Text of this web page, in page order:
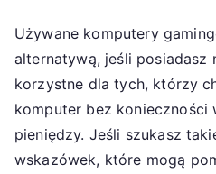
Używane komputery
alternatywą, jeśli posiadasz
korzystne dla tych, którzy
komputer bez konieczności
pieniędzy. Jeśli szukasz
wskazówek, które mogą